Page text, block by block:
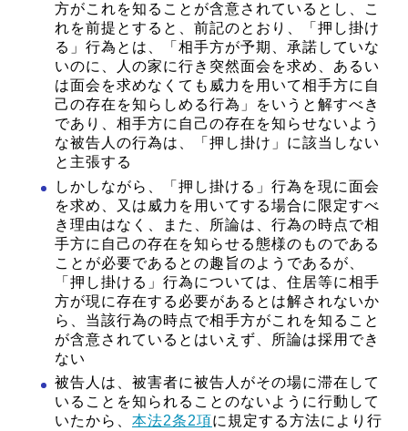
方がこれを知ることが含意されているとし、こ
れを前提とすると、前記のとおり、「押し掛け
る」行為とは、「相手方が予期、承諾していな
いのに、人の家に行き突然面会を求め、あるい
は面会を求めなくても威力を用いて相手方に自
己の存在を知らしめる行為」をいうと解すべき
であり、相手方に自己の存在を知らせないよう
な被告人の行為は、「押し掛け」に該当しない
と主張する
しかしながら、「押し掛ける」行為を現に面会
を求め、又は威力を用いてする場合に限定すべ
き理由はなく、また、所論は、行為の時点で相
手方に自己の存在を知らせる態様のものである
ことが必要であるとの趣旨のようであるが、
「押し掛ける」行為については、住居等に相手
方が現に存在する必要があるとは解されないか
ら、当該行為の時点で相手方がこれを知ること
が含意されているとはいえず、所論は採用でき
ない
被告人は、被害者に被告人がその場に滞在して
いることを知られることのないように行動して
いたから、 本法2条2項に規定する方法により行